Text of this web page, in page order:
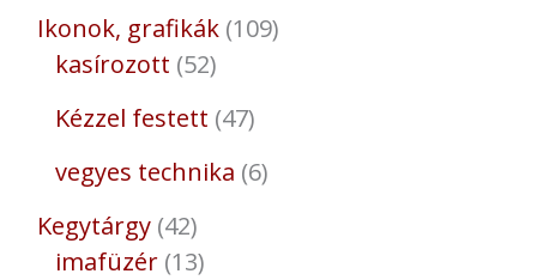
Ikonok, grafikák 109
kasírozott 52
Kézzel festett 47
vegyes technika 6
Kegytárgy 42
imafüzér 13